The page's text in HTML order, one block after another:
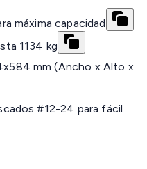
máxima capacidad
1134 kg
mm (Ancho x Alto x
#12-24 para fácil